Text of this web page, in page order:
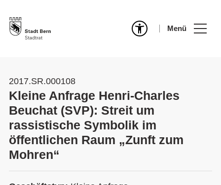
Menü
2017.SR.000108
Kleine Anfrage Henri-Charles
Beuchat (SVP): Streit um
rassistische Symbolik im
öffentlichen Raum „Zunft zum
Mohren“